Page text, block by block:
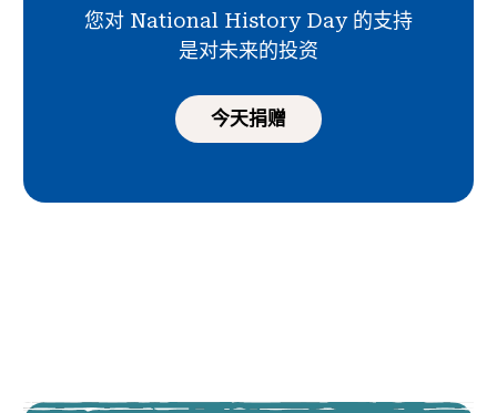
您对 National History Day 的支持
是对未来的投资
今天捐赠